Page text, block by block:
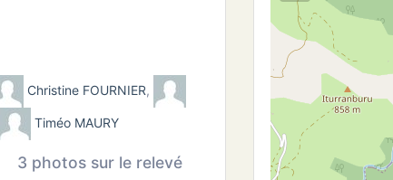
Christine FOURNIER
Timéo MAURY
3 photos sur le relevé